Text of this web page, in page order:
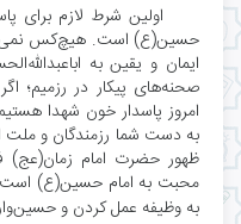
اولین شرط لازم برای
حسین(ع) است. هیچ‌کس
ایمان و یقین به
صحنه‌های پیکار در ‌رزمیم؛
امروز پاسدار خون شهدا
به دست شما رزمندگان و ملت
ظهور حضرت امام زمان(عج)
محبت به امام حسین(ع) است.
به وظیفه عمل کردن و